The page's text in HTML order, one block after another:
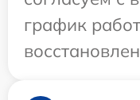
график